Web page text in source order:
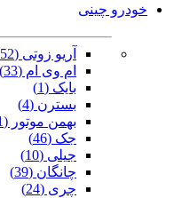
خودرو چینی
آریو زوتی (52)
ام وی ام (33)
بایک (1)
بسترن (4)
بهمن موتور (1)
جک (46)
جیلی (10)
چانگان (39)
چری (24)